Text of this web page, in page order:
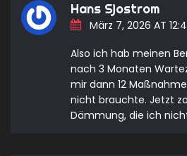
Hans Sjostrom
März 7, 2026 AT
Also ich hab meinen
nach 3 Monaten
mir dann 12
nicht brauchte. Jetzt
Dämmung, die ich